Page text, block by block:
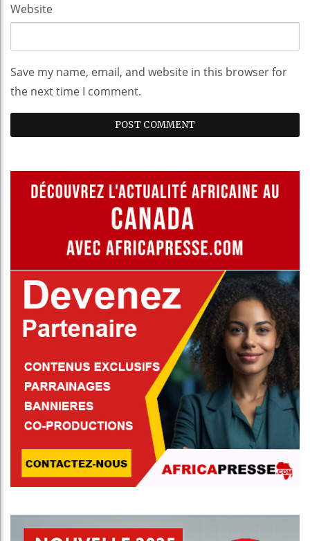
Website
Save my name, email, and website in this browser for
the next time I comment.